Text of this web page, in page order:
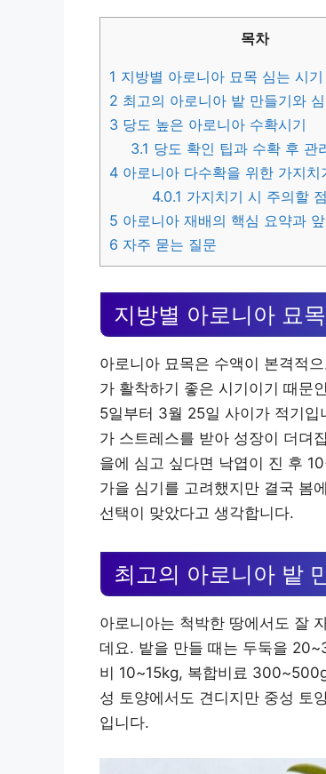
목차
1 지방별 아로니아 묘목 심는 시기
2 최고의 아로니아 밭 만들기와
3 당도 높은 아로니아 수확시기
3.1 당도 확인 팁과 수확 후 관
4 아로니아 다수확을 위한 가지치
4.0.1 가지치기 시 주의할 점
5 아로니아 재배의 핵심 요약과
6 자주 묻는 질문
지방별 아로니아 묘
아로니아 묘목은 수액이 본격적
가 활착하기 좋은 시기이기 때문
5일부터 3월 25일 사이가 적기
가 스트레스를 받아 성장이 더뎌
을에 심고 싶다면 낙엽이 진 후
가을 심기를 고려했지만 결국 봄
선택이 맞았다고 생각합니다.
최고의 아로니아 밭
아로니아는 척박한 땅에서도 잘
데요. 밭을 만들 때는 두둑을
비 10~15kg, 복합비료
성 토양에서도 견디지만 중성 토
입니다.